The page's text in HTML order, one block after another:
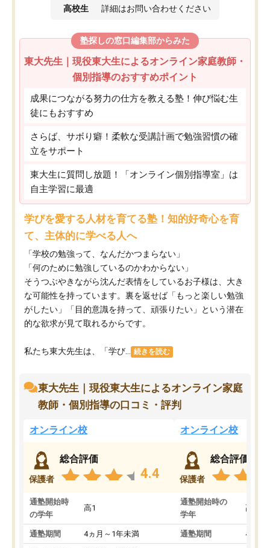
高校生 詳細はお問い合わせください
塾探しの窓口編集部からみた
東大先生｜現役東大生によるオンライン家庭教師・
個別指導のおすすめポイント
成果につながる努力の仕方を教える塾！伸び悩む生
徒にもおすすめ
さらば、サボり癖！柔軟な受講計画で勉強習慣の確
立をサポート
東大生に質問し放題！「オンライン個別指導室」は
自主学習に最適
学びを愛する人材を育てる塾！知的好奇心を育
て、主体的に学べる人へ
「学校の勉強って、なんだかつまらない」
「何のために勉強しているのかわからない」
そうつぶやきながら沈んだ表情をしているお子様は、大き
な可能性を持っています。裏を返せば「もっと楽しい勉強
がしたい」「目的意識を持って、頑張りたい」という潜在
的な欲求が見て取れるからです。
私たち東大先生は、「学び... 続きを読む
東大先生｜現役東大生によるオンライン家庭
教師・個別指導の口コミ・評判
オンライン校
保護者
総合評価
4.4
通塾開始時
の学年
高1
通塾期間 4ヵ月～1年未満
オンライン校
保護者
総合評価
通塾開始時の
学年
高3
通塾期間 4ヵ月